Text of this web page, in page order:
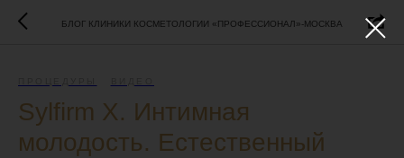
БЛОГ КЛИНИКИ КОСМЕТОЛОГИИ «ПРОФЕССИОНАЛ»-МОСКВА
Sylfirm X. Интимная
молодость. Естественный